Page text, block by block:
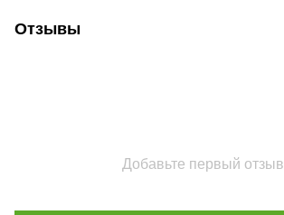
Отзывы
Добавьте первый отзыв